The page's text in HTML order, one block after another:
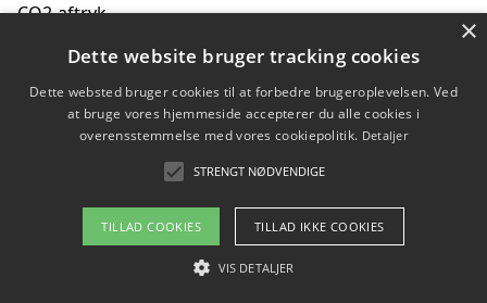
CO2-aftryk
Hvordan nyheder om CO2-udledning påvirker vores
hverdag
Om / kontakt
Blog Betingelser
×
Dette website bruger tracking cookies
Dette websted bruger cookies til at forbedre brugeroplevelsen. Ved
at bruge vores hjemmeside accepterer du alle cookies i
overensstemmelse med vores cookiepolitik. Detaljer
STRENGT NØDVENDIGE
TILLAD COOKIES TILLAD IKKE COOKIES
VIS DETALJER